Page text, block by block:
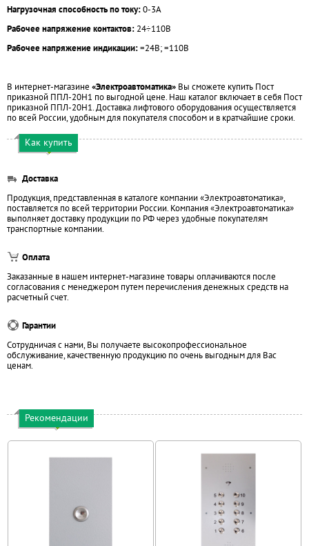
Нагрузочная способность по току:0-3А
Рабочее напряжение контактов:24÷110В
Рабочее напряжение индикации:=24В; =110В
В интернет-магазине «Электроавтоматика» Вы сможете купить Пост
приказной ППЛ-20Н1 по выгодной цене. Наш каталог включает в себя Пост
приказной ППЛ-20Н1. Доставка лифтового оборудования осуществляется
по всей России, удобным для покупателя способом и в кратчайшие сроки.
Как купить
Доставка
Продукция, представленная в каталоге компании «Электроавтоматика»,
поставляется по всей территории России. Компания «Электроавтоматика»
выполняет доставку продукции по РФ через удобные покупателям
транспортные компании.
Оплата
Заказанные в нашем интернет-магазине товары оплачиваются после
согласования с менеджером путем перечисления денежных средств на
расчетный счет.
Гарантии
Сотрудничая с нами, Вы получаете высокопрофессиональное
обслуживание, качественную продукцию по очень выгодным для Вас
ценам.
Рекомендации